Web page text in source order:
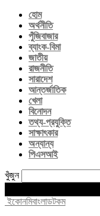
হোম
অর্থনীতি
পুঁজিবাজার
ব্যাংক-বিমা
জাতীয়
রাজনীতি
সারাদেশ
আন্তর্জাতিক
খেলা
বিনোদন
তথ্য-প্রযুক্তি
সাক্ষাৎকার
অন্যান্য
পিএসআই
খুঁজুন
ইকোনমিবাংলাডটকম